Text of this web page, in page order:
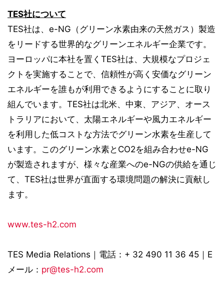
TES社について
TES社は、e-NG（グリーン水素由来の天然ガス）製造
をリードする世界的なグリーンエネルギー企業です。
ヨーロッパに本社を置くTES社は、大規模なプロジェ
クトを実施することで、信頼性が高く安価なグリーン
エネルギーを誰もが利用できるようにすることに取り
組んでいます。TES社は北米、中東、アジア、オース
トラリアにおいて、太陽エネルギーや風力エネルギー
を利用した低コストな方法でグリーン水素を生産して
います。このグリーン水素とCO2を組み合わせe-NG
が製造されますが、様々な産業へのe-NGの供給を通じ
て、TES社は世界が直面する環境問題の解決に貢献し
ます。
www.tes-h2.com
TES Media Relations｜電話：+ 32 490 11 36 45｜E
メール： pr@tes-h2.com